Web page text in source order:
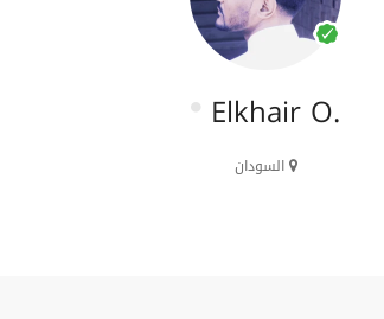
Elkhair O.
السودان